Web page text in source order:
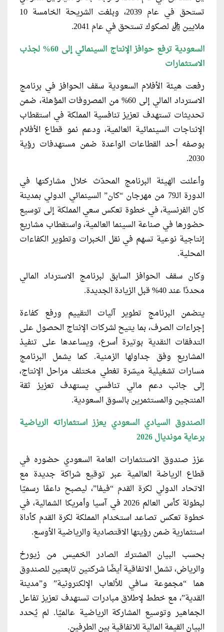
تستحق في عام 2039، وبلغت الشريحة الخامسة 10
ملايين ريال لصكوك تستحق في عام 2041.
السعودية ترفع حوافز الإنتاج السينمائي إلى 60% لجذب
الاستثمارات
رفعت هيئة الأفلام السعودية سقف الحوافز في برنامج
الاسترداد المالي إلى 60% من المصروفات المؤهلة، ضمن
تحديثات تستهدف تعزيز تنافسية المملكة في استقطاب
الإنتاجات السينمائية العالمية، ودعم نمو قطاع الأفلام
بوصفه أحد القطاعات الواعدة ضمن مستهدفات رؤية
2030.
وأعلنت الهيئة البرنامج المحدّث خلال مشاركتها في
الدورة الـ79 من مهرجان “كان” السينمائي الدولي بمدينة
كان الفرنسية، في خطوة تعكس سعي المملكة إلى توسيع
حضورها في صناعة السينما العالمية، واستقطاب مشاريع
إنتاجية نوعية تسهم في نقل الخبرات وتطوير الكفاءات
المحلية.
وكان سقف الحوافز السابق لبرنامج الاسترداد المالي
محددًا عند 40% قبل الزيادة الجديدة.
يتضمن البرنامج تطوير آليات التقييم ورفع كفاءة
إجراءات الصرف، بما يتيح لشركات الإنتاج الحصول على
التدفقات النقدية بوتيرة أسرع، ويساعدها على تنفيذ
المشاريع وفق جداولها الزمنية. كما يشمل البرنامج
مسارات تشغيلية ميسّرة تغطي مختلف مراحل الإنتاج،
إلى جانب دعم مالي تنافسي يستهدف تعزيز ثقة
المنتجين والمستثمرين بالسوق السعودية.
الصندوق السيادي السعودي يعزز استثماراته الرياضية
برعاية مونديال 2026
عزز صندوق الاستثمارات العامة السعودي حضوره في
قطاع الرياضة العالمية عبر توقيع شراكة جديدة مع
الاتحاد الدولي لكرة القدم “فيفا”، ليصبح داعمًا رسميًا
لبطولة كأس العالم 2026 في آسيا وأمريكا الشمالية، في
خطوة تعكس تصاعد استخدام المملكة لكرة القدم كأداة
استثمارية ضمن رؤيتها الاقتصادية والرياضية الأوسع.
بحسب البيان المشترك الصادر الخميس من زيورخ
والرياض، تشمل الاتفاقية أيضًا شركتين تابعتين للصندوق
هما “مجموعة سافي للألعاب الإلكترونية” و”مدينة
القدية”، مع خطط لإطلاق مبادرات تستهدف تعزيز تفاعل
الجماهير وتوسيع المشاركة الرياضية عالميًا. لم يُحدد
البيان القيمة المالية للاتفاقية بين الطرفين.